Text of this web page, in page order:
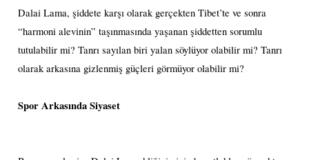
Dalai Lama, şiddete karşı olarak gerçekten Tibet’te ve sonra
“harmoni alevinin” taşınmasında yaşanan şiddetten sorumlu
tutulabilir mi? Tanrı sayılan biri yalan söylüyor olabilir mi? Tanrı
olarak arkasına gizlenmiş güçleri görmüyor olabilir mi?
Spor Arkasında Siyaset